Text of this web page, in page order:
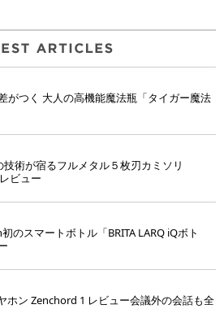
がつく 大人の高機能魔法瓶「タイガー魔法
技術が宿るフルメタル５枚刃カミソリ
ビュー
初のスマートボトル「BRITA LARQ iQボト
ホン Zenchord 1 レビュー会議外の会話も全